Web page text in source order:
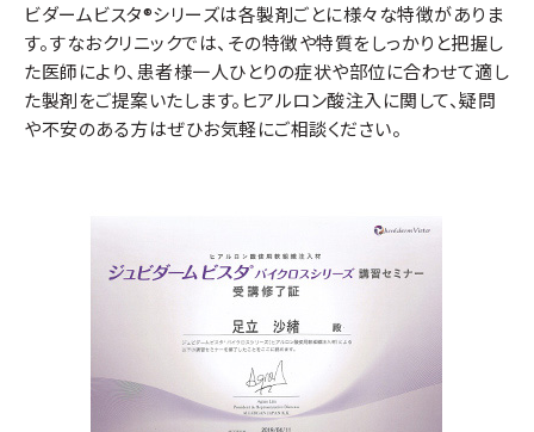
ビダームビスタ®シリーズは各製剤ごとに様々な特徴がありま
す。すなおクリニックでは、その特徴や特質をしっかりと把握し
た医師により、患者様一人ひとりの症状や部位に合わせて適し
た製剤をご提案いたします。ヒアルロン酸注入に関して、疑問
や不安のある方はぜひお気軽にご相談ください。